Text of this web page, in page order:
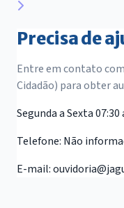
Precisa de
Entre em contato
Cidadão) para obter
Segunda a Sexta 07:30
Telefone: Não
E-mail: